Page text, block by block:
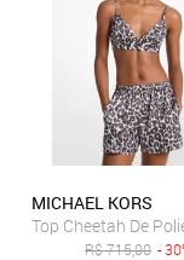
MICHAEL KORS
Top Cheetah De
R$715,00 -